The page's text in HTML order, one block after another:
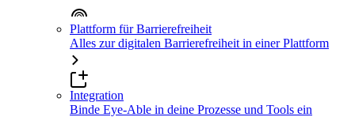
Plattform für Barrierefreiheit
Alles zur digitalen Barrierefreiheit in einer Plattform
Integration
Binde Eye-Able in deine Prozesse und Tools ein